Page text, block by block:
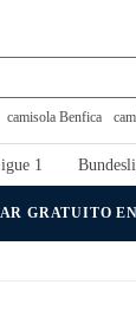
camisola Benfica
1
GRATUITO